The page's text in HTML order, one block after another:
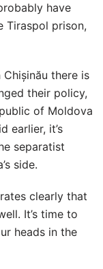
have
Tiraspol prison,
there is
their policy,
of Moldova
earlier, it’s
separatist
side.
clearly that
It’s time to
heads in the